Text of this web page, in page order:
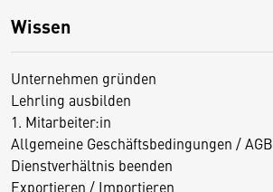
Wissen
Unternehmen gründen
Lehrling ausbilden
1. Mitarbeiter:in
Allgemeine Geschäftsbedingungen / AGB
Dienstverhältnis beenden
Exportieren / Importieren